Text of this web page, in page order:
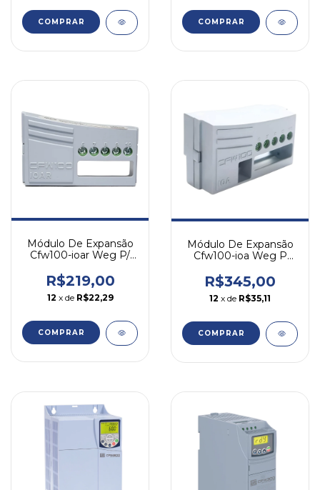
COMPRAR COMPRAR
Módulo De Expansão
Cfw100-ioar Weg P/
R$219,00
12 x de R$22,29
COMPRAR
Módulo De Expansão
Cfw100-ioa Weg P
R$345,00
12 x de R$35,11
COMPRAR